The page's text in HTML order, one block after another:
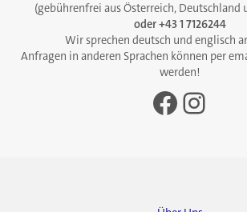
(gebührenfrei aus Österreich, Deutschland
oder +43 1 7126244
Wir sprechen deutsch und englisch
Anfragen in anderen Sprachen können per
werden!